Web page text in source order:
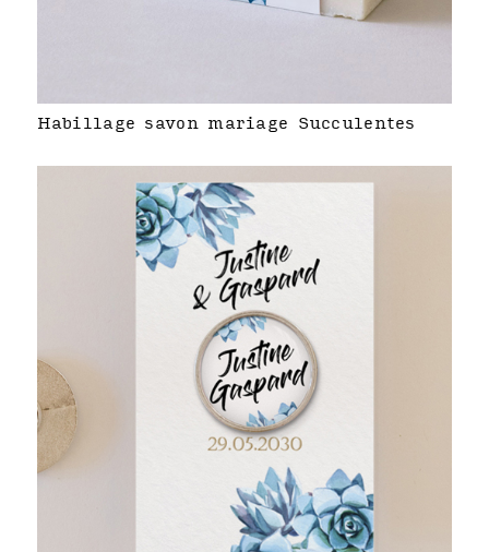
Habillage savon mariage Succulentes